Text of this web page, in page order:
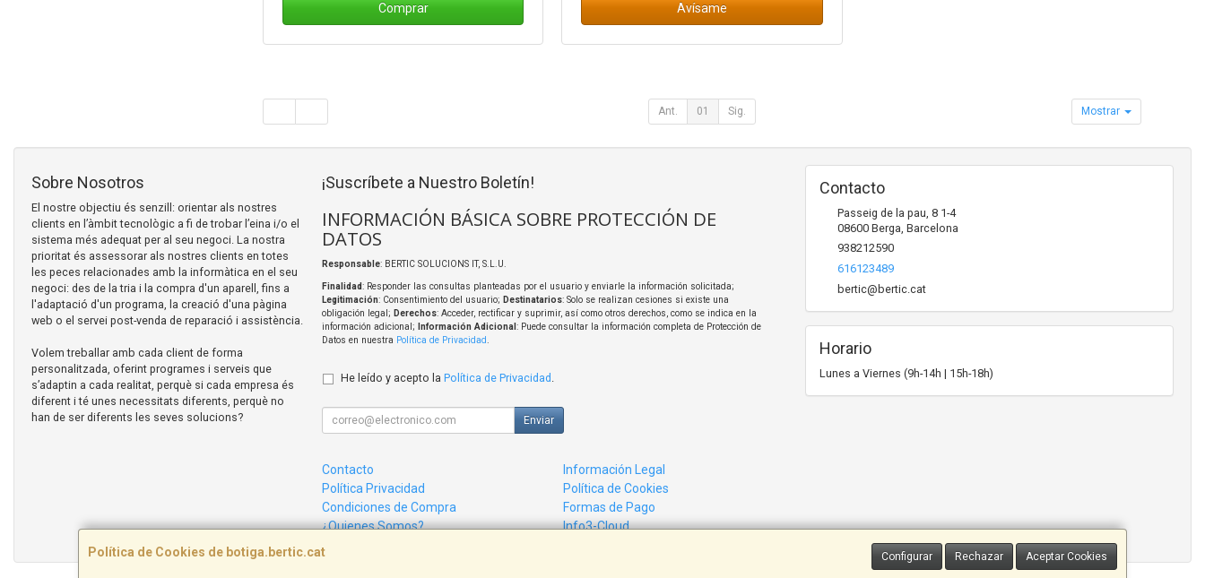
Comprar Avísame
Ant. 01 Sig. Mostrar
Política de Cookies de botiga.bertic.cat Configurar Rechazar Aceptar Cookies
Sobre Nosotros
El nostre objectiu és senzill: orientar als nostres
clients en l’àmbit tecnològic a fi de trobar l’eina i/o el
sistema més adequat per al seu negoci. La nostra
prioritat és assessorar als nostres clients en totes
les peces relacionades amb la informàtica en el seu
negoci: des de la tria i la compra d'un aparell, fins a
l'adaptació d'un programa, la creació d'una pàgina
web o el servei post-venda de reparació i assistència.
Volem treballar amb cada client de forma
personalitzada, oferint programes i serveis que
s’adaptin a cada realitat, perquè si cada empresa és
diferent i té unes necessitats diferents, perquè no
han de ser diferents les seves solucions?
¡Suscríbete a Nuestro Boletín!
INFORMACIÓN BÁSICA SOBRE PROTECCIÓN DE
DATOS
Responsable: BERTIC SOLUCIONS IT, S.L.U.
Finalidad: Responder las consultas planteadas por el usuario y enviarle la información solicitada;
Legitimación: Consentimiento del usuario; Destinatarios: Solo se realizan cesiones si existe una
obligación legal; Derechos: Acceder, rectificar y suprimir, así como otros derechos, como se indica en la
información adicional;
Información Adicional : Puede consultar la información completa de Protección de
Datos en nuestra Política de Privacidad
He leído y acepto la Política de Privacidad .
Enviar
Contacto
Información Legal
Política Privacidad
Política de Cookies
Condiciones de Compra
Formas de Pago
¿Quienes Somos?
Info3-Cloud
Contacto
Passeig de la pau, 8 1-4
08600 Berga, Barcelona
938212590
616123489
bertic@bertic.cat
Horario
Lunes a Viernes (9h-14h | 15h-18h)